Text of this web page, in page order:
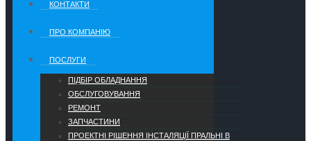
КОНТАКТИ
ПРО КОМПАНІЮ
ПОСЛУГИ
ПІДБІР ОБЛАДНАННЯ
ОБСЛУГОВУВАННЯ
РЕМОНТ
ЗАПЧАСТИНИ
ПРОЕКТНІ РІШЕННЯ ІНСТАЛЯЦІЇ ПРАЛЬНІ В